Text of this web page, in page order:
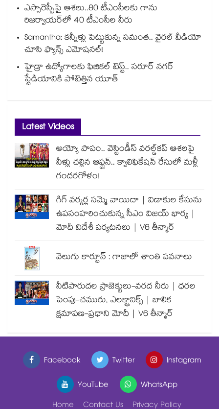
ఎస్సారెస్పీపై ఆశలు..80 టీఎంసీలకు గాను
రిజర్వాయర్‌‌‌‌‌‌‌‌‌‌‌‌‌‌‌‌లో 40 టీఎంసీల నీరు
Samantha: కన్నీళ్లు పెట్టుకున్న సమంత.. వైరల్ వీడియో
చూసి ఫ్యాన్స్ ఎమోషనల్!
హైడ్రా ఉద్యోగాలకు ఫిజికల్ టెస్ట్.. సరూర్ నగర్
స్టేడియానికి పోటెత్తిన యూత్
Latest Videos
అయ్యో పాపం.. వెస్టిండీస్ వరల్డ్‌కప్ ఆశలపై
నీళ్లు చల్లిన ఆఫ్ఘన్.. క్వాలిఫికేషన్ రేసులో మళ్లీ
గందరగోళం!
గిగ్ వర్కర్ల సమ్మె వాయిదా | విడాకుల కేసును
ఉపసంహరించుకున్న సీఎం విజయ్ భార్య |
మోదీ విదేశీ పర్యటనలు | V6 తీన్మార్
వెలుగు కార్టూన్ : గాజాలో శాంతి పవనాలు
నీటిపారుదల ప్రాజెక్టులు-వరద నీరు | ధరల
పెంపు-చమురు, ఎలక్ట్రానిక్స్ | బాలిక
క్షమాపణ-ప్రధాని మోదీ | V6 తీన్మార్
Facebook Twitter
Instagram
YouTube
WhatsApp
Home
Contact Us Privacy Policy